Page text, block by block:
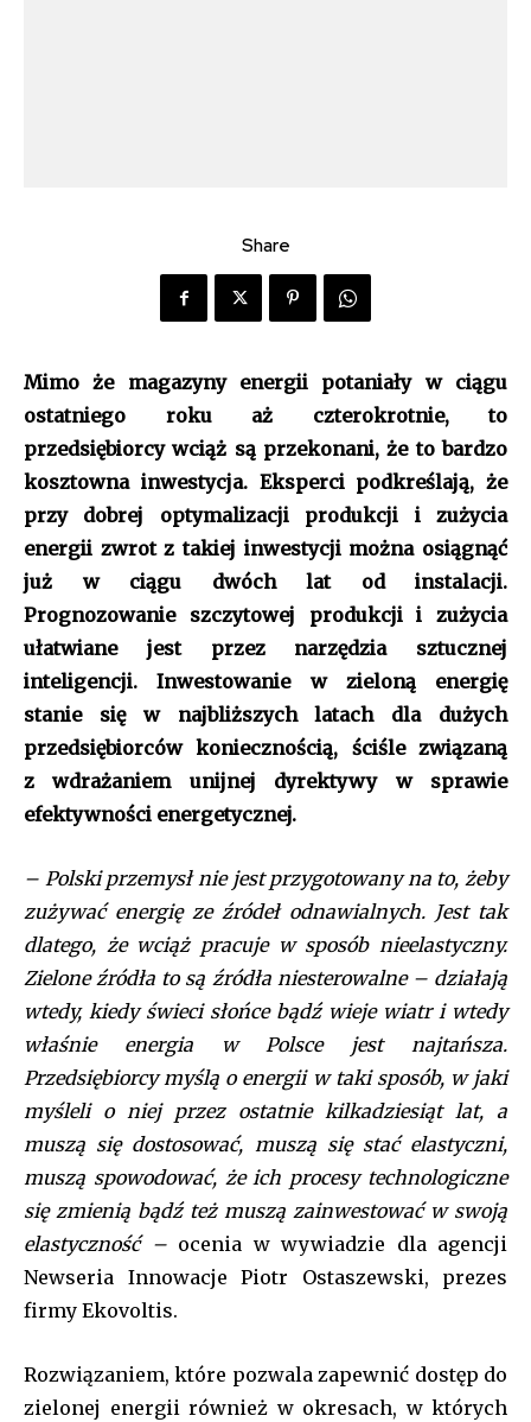
Share
Mimo że magazyny energii potaniały w ciągu
ostatniego roku aż czterokrotnie, to
przedsiębiorcy wciąż są przekonani, że to bardzo
kosztowna inwestycja. Eksperci podkreślają, że
przy dobrej optymalizacji produkcji i zużycia
energii zwrot z takiej inwestycji można osiągnąć
już w ciągu dwóch lat od instalacji.
Prognozowanie szczytowej produkcji i zużycia
ułatwiane jest przez narzędzia sztucznej
inteligencji. Inwestowanie w zieloną energię
stanie się w najbliższych latach dla dużych
przedsiębiorców koniecznością, ściśle związaną
z wdrażaniem unijnej dyrektywy w sprawie
efektywności energetycznej.
– Polski przemysł nie jest przygotowany na to, żeby
zużywać energię ze źródeł odnawialnych. Jest tak
dlatego, że wciąż pracuje w sposób nieelastyczny.
Zielone źródła to są źródła niesterowalne – działają
wtedy, kiedy świeci słońce bądź wieje wiatr i wtedy
właśnie energia w Polsce jest najtańsza.
Przedsiębiorcy myślą o energii w taki sposób, w jaki
myśleli o niej przez ostatnie kilkadziesiąt lat, a
muszą się dostosować, muszą się stać elastyczni,
muszą spowodować, że ich procesy technologiczne
się zmienią bądź też muszą zainwestować w swoją
elastyczność –ocenia w wywiadzie dla agencji
Newseria Innowacje Piotr Ostaszewski, prezes
firmy Ekovoltis.
Rozwiązaniem, które pozwala zapewnić dostęp do
zielonej energii również w okresach, w których